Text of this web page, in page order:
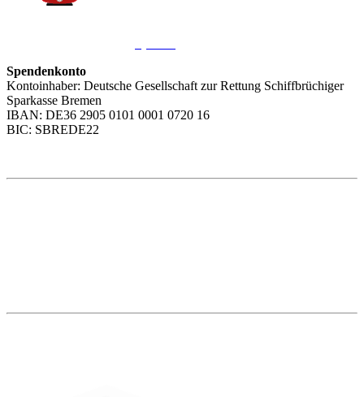
Spendenkonto
Kontoinhaber: Deutsche Gesellschaft zur Rettung Schiffbrüchiger
Sparkasse Bremen
IBAN: DE36 2905 0101 0001 0720 16
BIC: SBREDE22